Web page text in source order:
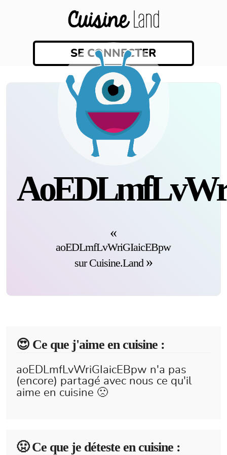
SE CONNECTER
aoEDLmfLvWriGIaicEBpw
sur Cuisine.Land
😍️ Ce que j'aime en cuisine :
aoEDLmfLvWriGIaicEBpw n'a pas
(encore) partagé avec nous ce qu'il
aime en cuisine 🙁
🤢 Ce que je déteste en cuisine :